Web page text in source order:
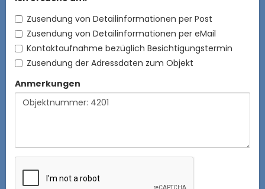
Zusendung von Detailinformationen per Post
Zusendung von Detailinformationen per eMail
Kontaktaufnahme bezüglich Besichtigungstermin
Zusendung der Adressdaten zum Objekt
Anmerkungen